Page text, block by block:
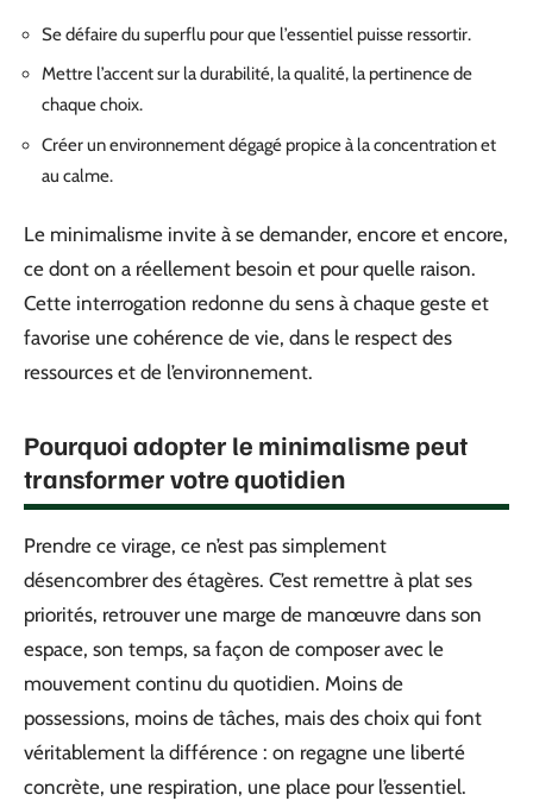
Se défaire du superflu pour que l’essentiel puisse ressortir.
Mettre l’accent sur la durabilité, la qualité, la pertinence de
chaque choix.
Créer un environnement dégagé propice à la concentration et
au calme.
Le minimalisme invite à se demander, encore et encore,
ce dont on a réellement besoin et pour quelle raison.
Cette interrogation redonne du sens à chaque geste et
favorise une cohérence de vie, dans le respect des
ressources et de l’environnement.
Pourquoi adopter le minimalisme peut
transformer votre quotidien
Prendre ce virage, ce n’est pas simplement
désencombrer des étagères. C’est remettre à plat ses
priorités, retrouver une marge de manœuvre dans son
espace, son temps, sa façon de composer avec le
mouvement continu du quotidien. Moins de
possessions, moins de tâches, mais des choix qui font
véritablement la différence : on regagne une liberté
concrète, une respiration, une place pour l’essentiel.